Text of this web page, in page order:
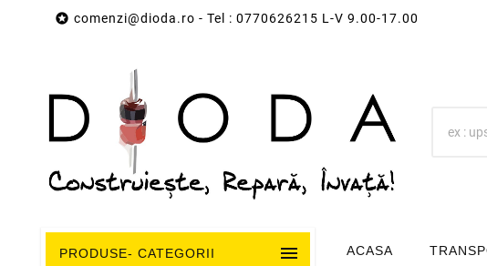
 comenzi@dioda.ro - Tel : 0770626215 L-V 9.00-17.00
PRODUSE- CATEGORII  ACASA